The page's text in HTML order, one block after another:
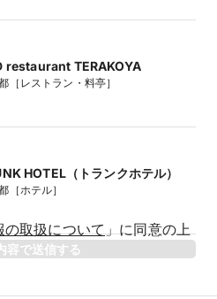
restaurant TERAKOYA
［レストラン・料亭］
HOTEL（トランクホテル）
［ホテル］
の取扱について」に同意の上
容で送信する